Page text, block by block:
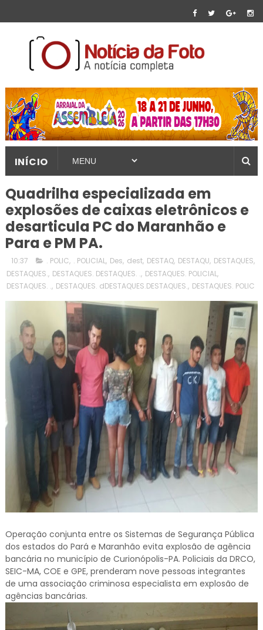
INÍCIO
Quadrilha especializada em
explosões de caixas eletrônicos e
desarticula PC do Maranhão e
Para e PM PA.
10:37 . POLIC, . POLICIAL, Des, dest, DESTAQ, DESTAQU, DESTAQUES,
DESTAQUES., DESTAQUES. DESTAQUES. ., DESTAQUES. POLICIAL,
DESTAQUES. ., DESTAQUES. dDESTAQUES.DESTAQUES., DESTAQUES. POLIC
Operação conjunta entre os Sistemas de Segurança Pública
dos estados do Pará e Maranhão evita explosão de agência
bancária no município de Curionópolis-PA. Policiais da DRCO,
SEIC-MA, COE e GPE, prenderam nove pessoas integrantes
de uma associação criminosa especialista em explosão de
agências bancárias.